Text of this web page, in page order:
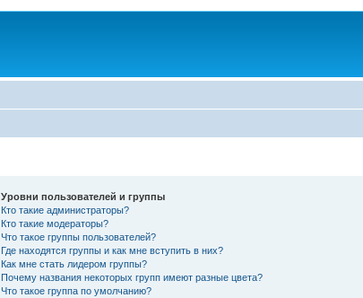
Уровни пользователей и группы
Кто такие администраторы?
Кто такие модераторы?
Что такое группы пользователей?
Где находятся группы и как мне вступить в них?
Как мне стать лидером группы?
Почему названия некоторых групп имеют разные цвета?
Что такое группа по умолчанию?